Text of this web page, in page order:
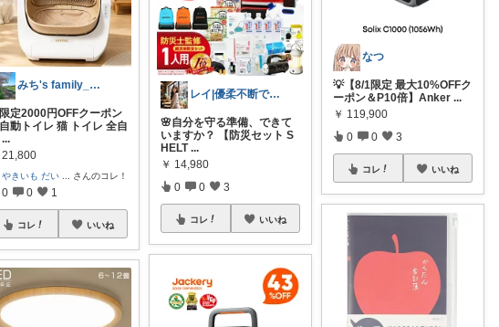
みち's family_暮らしroom♪
定2000円OFFクーポン
動トイレ 猫 トイレ 全自
...
21,800
やきいも だい さんのコレ！
0 0 1
コレ いいね
レイ|優柔不断で選べない🥲
🌸自分を守る準備、できて
いますか？ 【防災セット S
HELT ...
￥ 14,980
0 0 3
コレ いいね
なつ
💡【8/1限定 最大10%OFFク
ーポン＆P10倍】Anker ...
￥ 119,900
0 0 3
コレ いいね